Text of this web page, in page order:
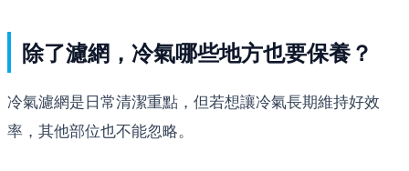
除了濾網，冷氣哪些地方也要保養？
冷氣濾網是日常清潔重點，但若想讓冷氣長期維持好效
率，其他部位也不能忽略。